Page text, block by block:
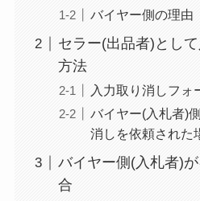
バイヤー側の理由
セラー(出品者)とし
方法
入力取り消しフォ
バイヤー(入札者)
消しを依頼された
バイヤー側(入札者)
合